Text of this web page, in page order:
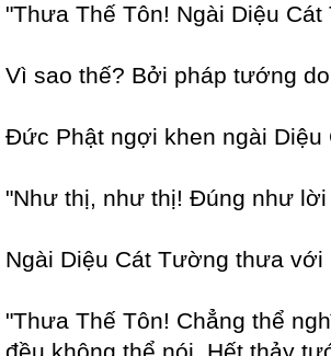
"Thưa Thế Tôn! Ngài Diệu
Vì sao thế? Bởi pháp tướng
Đức Phật ngợi khen ngài Diệu
"Như thị, như thị! Đúng như
Ngài Diệu Cát Tường thưa với
"Thưa Thế Tôn! Chẳng thể